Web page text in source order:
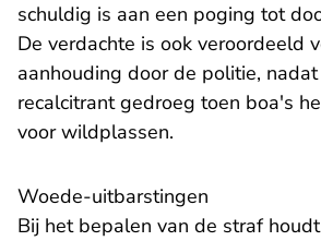
schuldig is aan een poging tot
De verdachte is ook veroordeeld
aanhouding door de politie, nadat
recalcitrant gedroeg toen boa's
voor wildplassen.
Woede-uitbarstingen
Bij het bepalen van de straf